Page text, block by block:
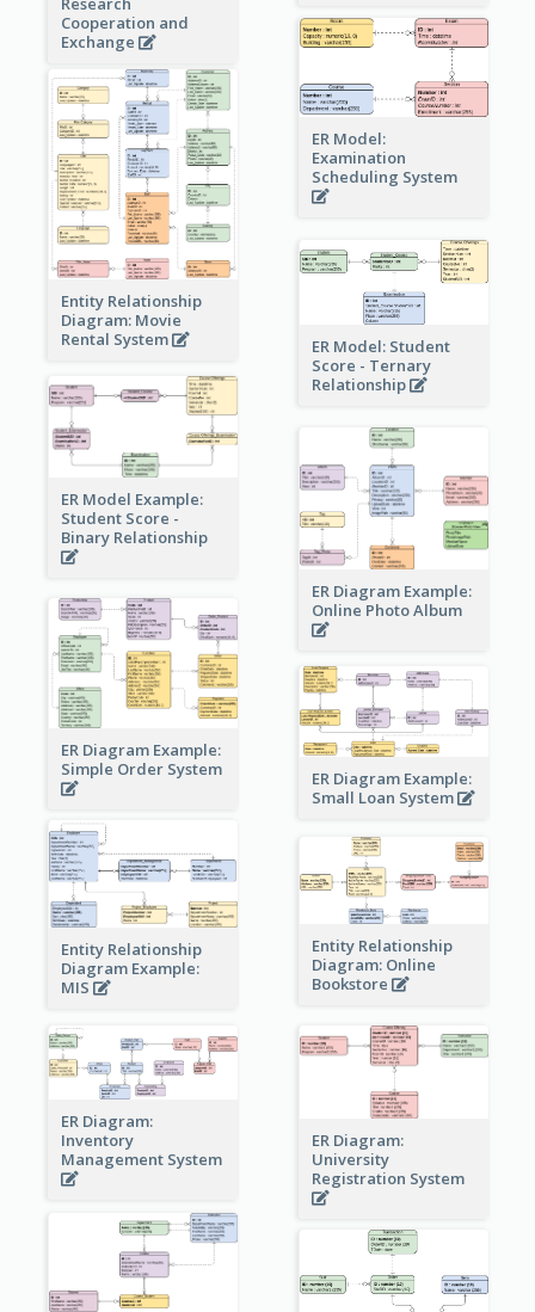
Cooperation and
Exchange
ER Model:
Examination
Scheduling System
Entity Relationship
Diagram: Movie
Rental System
ER Model: Student
Score - Ternary
Relationship
ER Model Example:
Student Score -
Binary Relationship
ER Diagram Example:
Online Photo Album
ER Diagram Example:
Simple Order System
ER Diagram Example:
Small Loan System
Entity Relationship
Diagram Example:
MIS
Entity Relationship
Diagram: Online
Bookstore
ER Diagram:
Inventory
Management System
ER Diagram:
University
Registration System